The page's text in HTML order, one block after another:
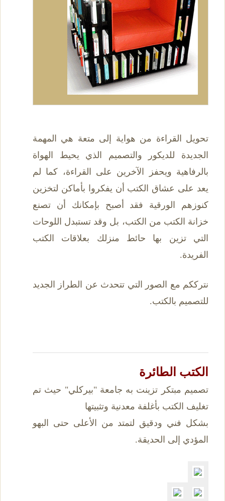
تحويل القراءة من هواية إلى متعة هي المهمة
الجديدة للديكور والتصميم الذي يحيط الهواة
بالرفاهية ويحفز الآخرين على القراءة، كما لم
يعد على عشاق الكتب أن يفكروا بأماكن لتخزين
كنوزهم الورقية فقد أصبح بإمكانك أن تصنع
خزانة الكتب من الكتب، بل وقد تستبدل اللوحات
التي تزين بها حائط منزلك بعلاقات الكتب
الفريدة.
نترككم مع الصور التي تتحدث عن الطراز الجديد
للتصميم بالكتب.
الكتب الطائرة
تصميم مبتكر تزينت به جامعة "بيركلي" حيث تم
تغليف الكتب بأغلفة معدنية وتثبيتها
بشكل فني ودقيق لتمتد من الأعلى حتى البهو
المؤدي إلى الحديقة.